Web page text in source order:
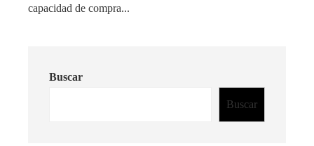
capacidad de compra...
Buscar
Buscar